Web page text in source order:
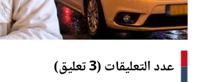
عدد التعليقات (3 تعليق)